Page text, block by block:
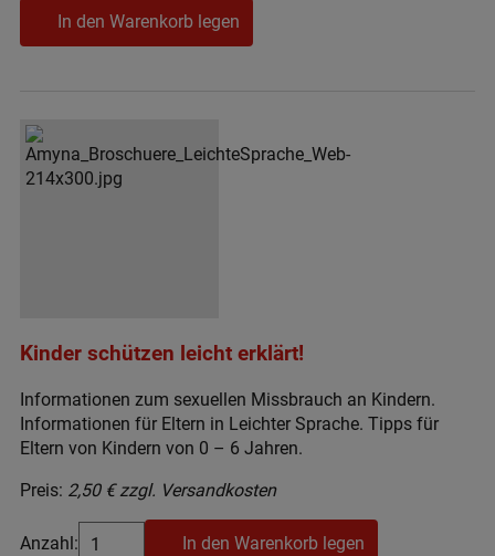
In den Warenkorb legen
Kinder schützen leicht erklärt!
Informationen zum sexuellen Missbrauch an Kindern.
Informationen für Eltern in Leichter Sprache. Tipps für
Eltern von Kindern von 0 – 6 Jahren.
Preis: 2,50 € zzgl. Versandkosten
Anzahl: In den Warenkorb legen